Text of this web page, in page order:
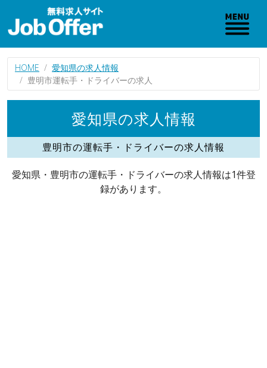
HOME
愛知県の求人情報
豊明市運転手・ドライバーの求人
愛知県の求人情報
豊明市の運転手・ドライバーの求人情報
愛知県・豊明市の運転手・ドライバーの求人情報は1件登
録があります。